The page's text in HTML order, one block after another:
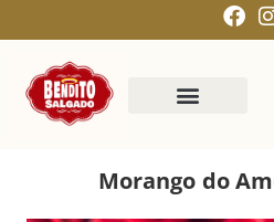
Morango do